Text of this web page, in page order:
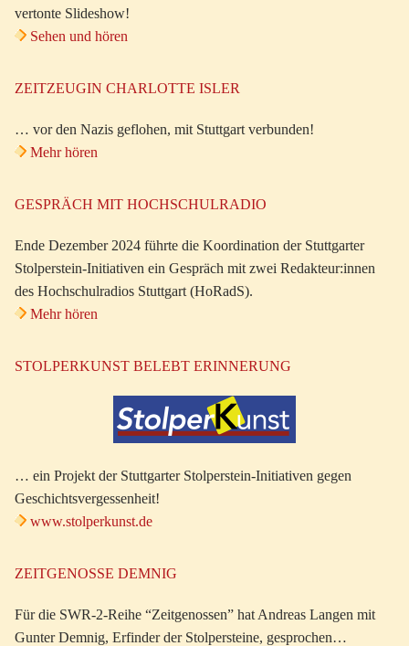
vertonte Slideshow!
Sehen und hören
ZEITZEUGIN CHARLOTTE ISLER
… vor den Nazis geflohen, mit Stuttgart verbunden!
Mehr hören
GESPRÄCH MIT HOCHSCHULRADIO
Ende Dezember 2024 führte die Koordination der Stuttgarter
Stolperstein-Initiativen ein Gespräch mit zwei Redakteur:innen
des Hochschulradios Stuttgart (HoRadS).
Mehr hören
STOLPERKUNST BELEBT ERINNERUNG
… ein Projekt der Stuttgarter Stolperstein-Initiativen gegen
Geschichtsvergessenheit!
www.stolperkunst.de
ZEITGENOSSE DEMNIG
Für die SWR-2-Reihe “Zeitgenossen” hat Andreas Langen mit
Gunter Demnig, Erfinder der Stolpersteine, gesprochen…